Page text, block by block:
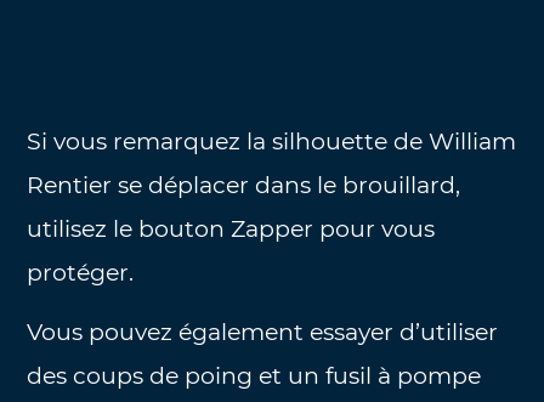
Si vous remarquez la silhouette de William
Rentier se déplacer dans le brouillard,
utilisez le bouton Zapper pour vous
protéger.
Vous pouvez également essayer d’utiliser
des coups de poing et un fusil à pompe